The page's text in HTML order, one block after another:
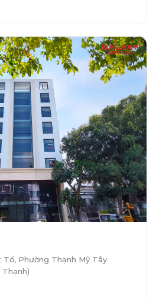
Tố, Phường Thạnh Mỹ Tây